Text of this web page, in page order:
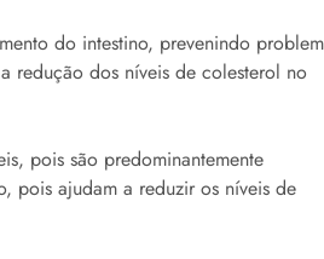
do intestino, prevenindo
redução dos níveis de colesterol no
pois são predominantemente
pois ajudam a reduzir os níveis de